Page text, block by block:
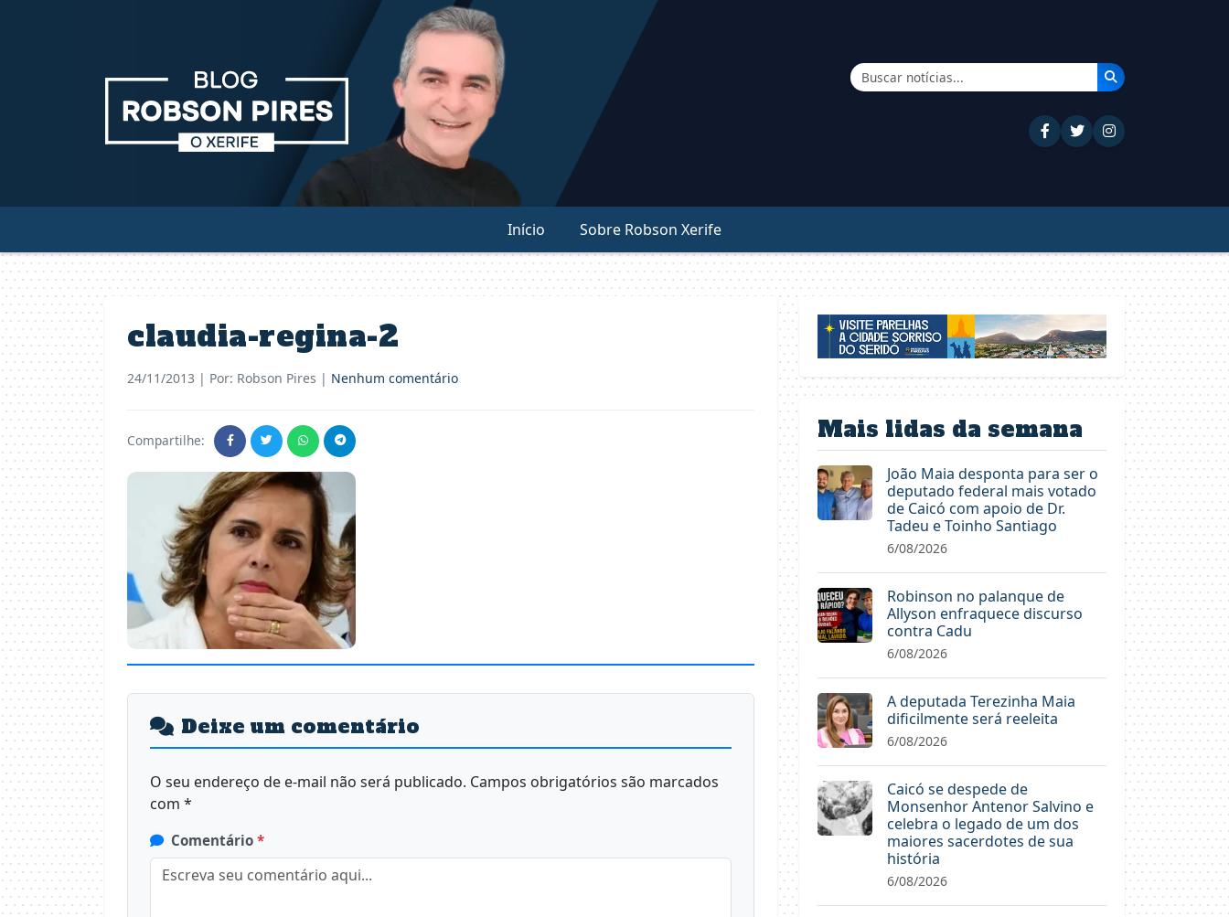
Início Sobre Robson Xerife
claudia-regina-2
24/11/2013 | Por: Robson Pires | Nenhum comentário
Compartilhe:
Deixe um comentário
O seu endereço de e-mail não será publicado. Campos obrigatórios são marcados
com *
Comentário *
Mais lidas da semana
João Maia desponta para ser o
deputado federal mais votado
de Caicó com apoio de Dr.
Tadeu e Toinho Santiago
6/08/2026
Robinson no palanque de
Allyson enfraquece discurso
contra Cadu
6/08/2026
A deputada Terezinha Maia
dificilmente será reeleita
6/08/2026
Caicó se despede de
Monsenhor Antenor Salvino e
celebra o legado de um dos
maiores sacerdotes de sua
história
6/08/2026